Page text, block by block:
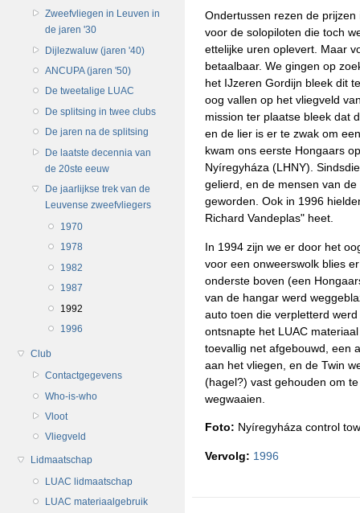
Zweefvliegen in Leuven in
de jaren '30
Dijlezwaluw (jaren '40)
ANCUPA (jaren '50)
De tweetalige LUAC
De splitsing in twee clubs
De jaren na de splitsing
De laatste decennia van
de 20ste eeuw
De jaarlijkse trek van de
Leuvense zweefvliegers
1970
1978
1982
1987
1992
1996
Club
Contactgegevens
Who-is-who
Vloot
Vliegveld
Lidmaatschap
LUAC lidmaatschap
LUAC materiaalgebruik
Ondertussen rezen de
voor de solopiloten die toch
ettelijke uren oplevert. Maar
betaalbaar. We gingen op
het IJzeren Gordijn bleek dit
oog vallen op het vliegveld
mission ter plaatse bleek dat
en de lier is er te zwak om
kwam ons eerste Hongaars
Nyíregyháza (LHNY).
gelierd, en de mensen van
geworden. Ook in 1996
Richard Vandeplas" heet.
In 1994 zijn we er door het
voor een onweerswolk blies
onderste boven (een
van de hangar werd
auto toen die verpletterd
ontsnapte het LUAC
toevallig net afgebouwd, een
aan het vliegen, en de Twin
(hagel?) vast gehouden om
wegwaaien.
Foto: Nyíregyháza control
Vervolg: 1996